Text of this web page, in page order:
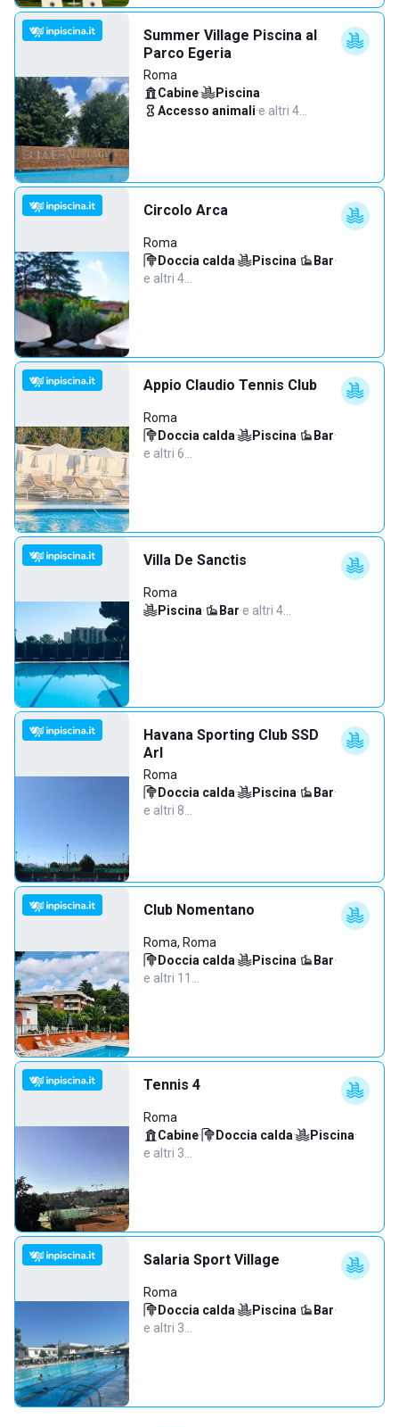
Summer Village Piscina al
Parco Egeria
Roma
Cabine· Piscina·
Accesso animali·e altri 4…
Circolo Arca
Roma
Doccia calda· Piscina· Bar·
e altri 4…
Appio Claudio Tennis Club
Roma
Doccia calda· Piscina· Bar·
e altri 6…
Villa De Sanctis
Roma
Piscina· Bar·e altri 4…
Havana Sporting Club SSD
Arl
Roma
Doccia calda· Piscina· Bar·
e altri 8…
Club Nomentano
Roma, Roma
Doccia calda· Piscina· Bar·
e altri 11…
Tennis 4
Roma
Cabine· Doccia calda· Piscina·
e altri 3…
Salaria Sport Village
Roma
Doccia calda· Piscina· Bar·
e altri 3…